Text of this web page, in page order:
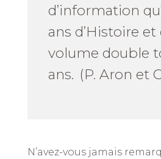
d’information
ans d’Histoire et
volume double
ans. (P. Aron et
N’avez-vous jamais